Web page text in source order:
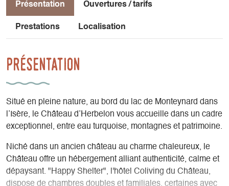
Présentation Ouvertures / tarifs
Prestations Localisation
Présentation
Situé en pleine nature, au bord du lac de Monteynard dans
l’Isère, le Château d’Herbelon vous accueille dans un cadre
exceptionnel, entre eau turquoise, montagnes et patrimoine.
Niché dans un ancien château au charme chaleureux, le
Château offre un hébergement alliant authenticité, calme et
dépaysant. "Happy Shelter", l'hôtel Coliving du Château,
dispose de chambres doubles et familiales, certaines avec